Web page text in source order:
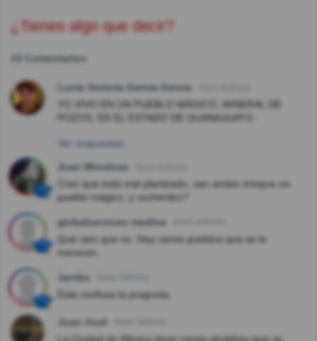
¿Tienes algo que decir?
13 Comentarios
Lucia Victoria Garcia Garcia
YO VIVO EN UN PUEBLO MÁGICO, MINERAL DE
POZOS, EN EL ESTADO DE GUANAJUATO.
Ver respuestas
Juan Mendoza
Creo que está mal planteado, san andes mixquic es
pueblo mágico, y xochimilco?
globalservices medina
Qué raro que no. Hay varios pueblos que se lo
merecen.
Janibe
Está confusa la pregunta.
Juan José
La Ciudad de México tiene varias alcaldías que se